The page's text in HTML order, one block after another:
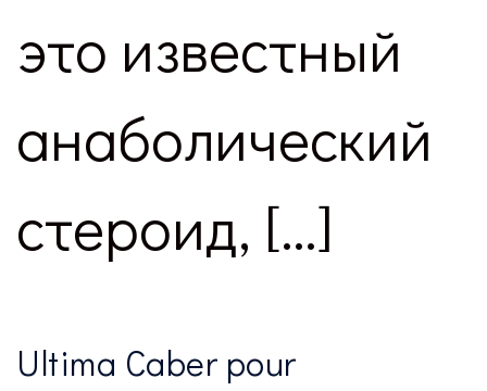
это известный
анаболический
стероид, […]
Ultima Caber pour